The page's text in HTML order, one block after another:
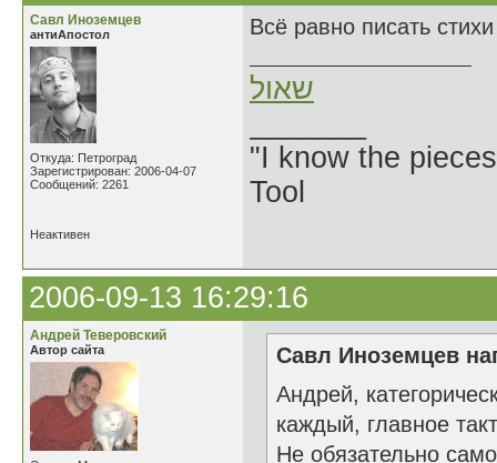
Савл Иноземцев
антиАпостол
Откуда: Петроград
Зарегистрирован: 2006-04-07
Сообщений: 2261
Всё равно писать
שאול
"I know the
Tool
Неактивен
2006-09-13 16:29:16
Андрей Теверовский
Автор сайта
Савл Иноземцев
Андрей,
каждый, главное
Не обязательно